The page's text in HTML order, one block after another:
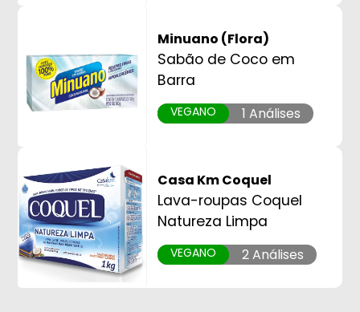
Minuano (Flora)
Sabão de Coco em
Barra
VEGANO 1 Análises
Casa Km Coquel
Lava-roupas Coquel
Natureza Limpa
VEGANO 2 Análises